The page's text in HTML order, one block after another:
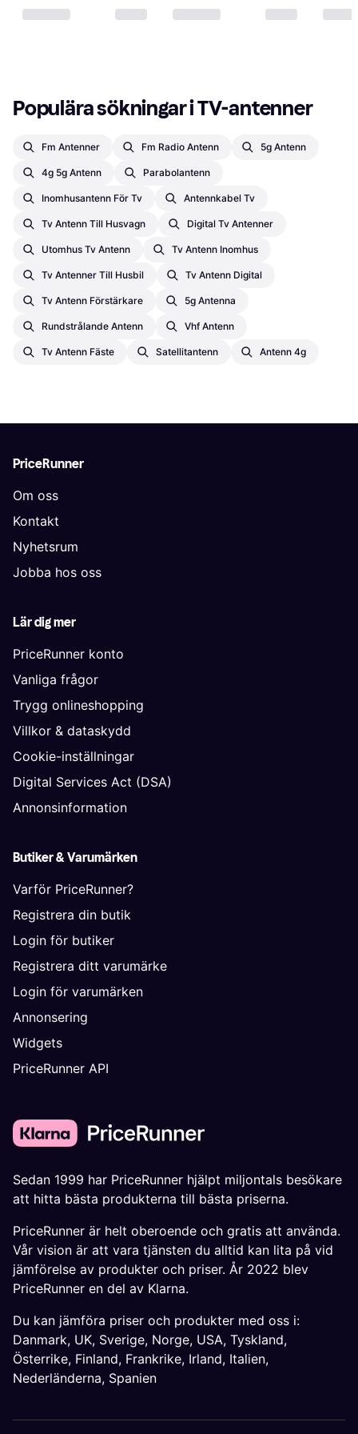
Populära sökningar i TV-antenner
Fm Antenner Fm Radio Antenn 5g Antenn
4g 5g Antenn Parabolantenn
Inomhusantenn För Tv Antennkabel Tv
Tv Antenn Till Husvagn Digital Tv Antenner
Utomhus Tv Antenn Tv Antenn Inomhus
Tv Antenner Till Husbil Tv Antenn Digital
Tv Antenn Förstärkare 5g Antenna
Rundstrålande Antenn Vhf Antenn
Tv Antenn Fäste Satellitantenn Antenn 4g
PriceRunner
Om oss
Kontakt
Nyhetsrum
Jobba hos oss
Lär dig mer
PriceRunner konto
Vanliga frågor
Trygg onlineshopping
Villkor & dataskydd
Cookie-inställningar
Digital Services Act (DSA)
Annonsinformation
Butiker & Varumärken
Varför PriceRunner?
Registrera din butik
Login för butiker
Registrera ditt varumärke
Login för varumärken
Annonsering
Widgets
PriceRunner API
Sedan 1999 har PriceRunner hjälpt miljontals besökare
att hitta bästa produkterna till bästa priserna.
PriceRunner är helt oberoende och gratis att använda.
Vår vision är att vara tjänsten du alltid kan lita på vid
jämförelse av produkter och priser. År 2022 blev
PriceRunner en del av Klarna.
Du kan jämföra priser och produkter med oss i:
Danmark, UK, Sverige, Norge, USA, Tyskland,
Österrike, Finland, Frankrike, Irland, Italien,
Nederländerna, Spanien